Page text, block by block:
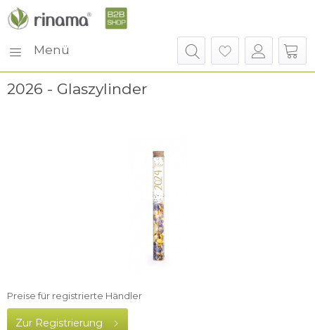
Menü
2026 - Glaszylinder
Preise für registrierte Händler
Zur Registrierung